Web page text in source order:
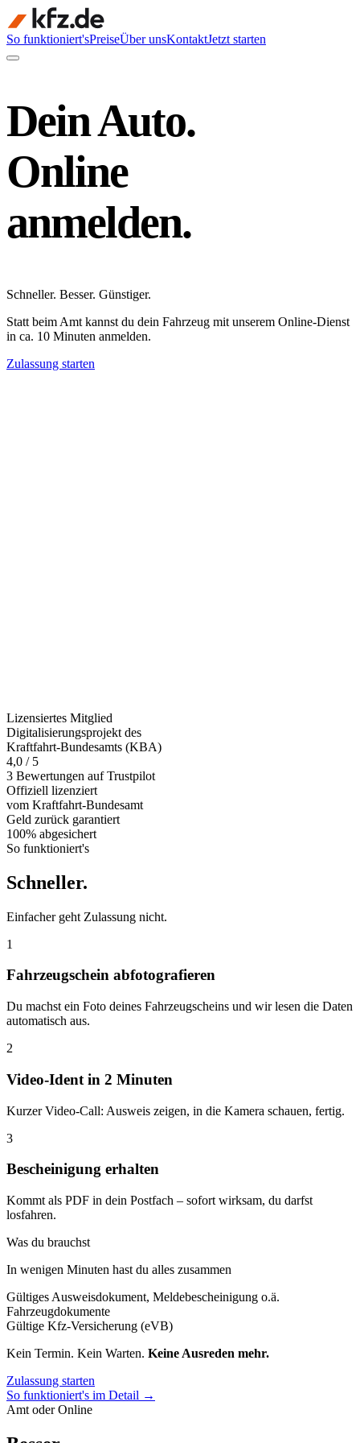
So funktioniert'sPreiseÜber unsKontaktJetzt starten
Dein Auto.
Online
anmelden.
Schneller. Besser. Günstiger.
Statt beim Amt kannst du dein Fahrzeug mit unserem Online-Dienst
in ca. 10 Minuten anmelden.
Zulassung starten
Lizensiertes Mitglied
Digitalisierungsprojekt des
Kraftfahrt-Bundesamts (KBA)
4,0 / 5
3 Bewertungen auf Trustpilot
Offiziell lizenziert
vom Kraftfahrt-Bundesamt
Geld zurück garantiert
100% abgesichert
So funktioniert's
Schneller.
Einfacher geht Zulassung nicht.
1
Fahrzeugschein abfotografieren
Du machst ein Foto deines Fahrzeugscheins und wir lesen die Daten
automatisch aus.
2
Video-Ident in 2 Minuten
Kurzer Video-Call: Ausweis zeigen, in die Kamera schauen, fertig.
3
Bescheinigung erhalten
Kommt als PDF in dein Postfach – sofort wirksam, du darfst
losfahren.
Was du brauchst
In wenigen Minuten hast du alles zusammen
Gültiges Ausweisdokument, Meldebescheinigung o.ä.
Fahrzeugdokumente
Gültige Kfz-Versicherung (eVB)
Kein Termin. Kein Warten. Keine Ausreden mehr.
Zulassung starten
So funktioniert's im Detail →
Amt oder Online